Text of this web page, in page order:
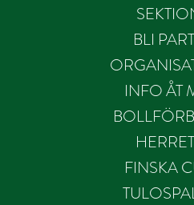
BLI
INFO ÅT
FINSKA